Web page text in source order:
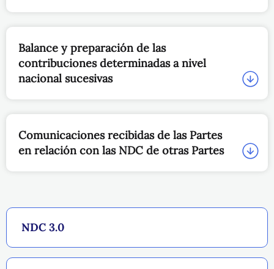
NDC 3.0
Balance y preparación de las
contribuciones determinadas a nivel
nacional sucesivas
Comunicaciones recibidas de las Partes
en relación con las NDC de otras Partes